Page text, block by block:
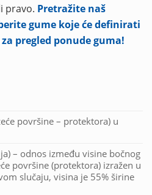
pravo. Pretražite naš
gume koje će definirati
pregled ponude guma!
površine – protektora) u
– odnos između visine bočnog
površine (protektora) izražen u
slučaju, visina je 55% širine